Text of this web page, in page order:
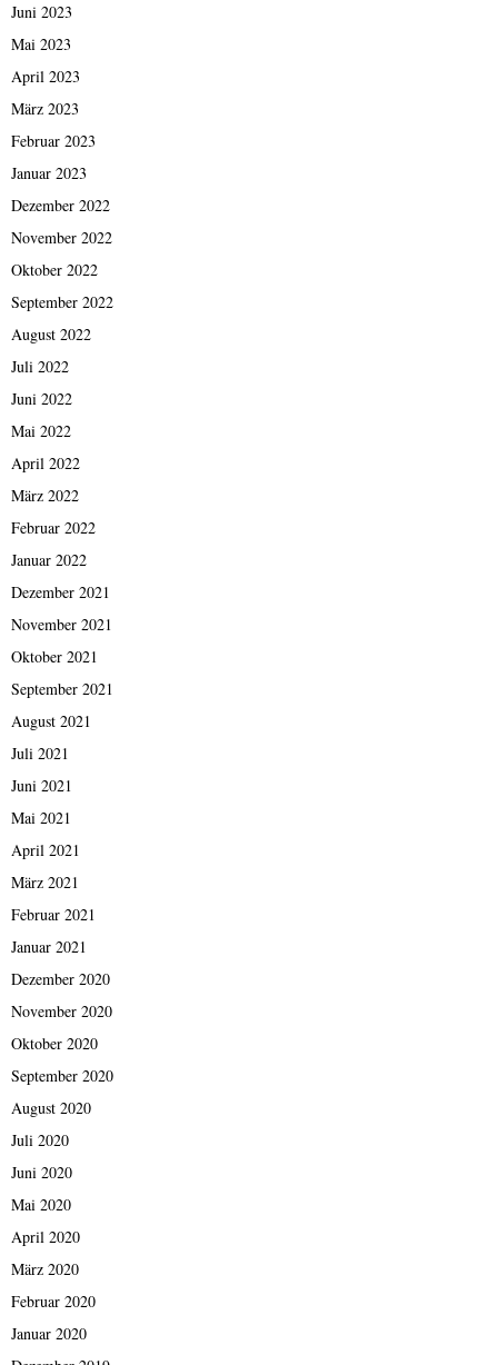
Juni 2023
Mai 2023
April 2023
März 2023
Februar 2023
Januar 2023
Dezember 2022
November 2022
Oktober 2022
September 2022
August 2022
Juli 2022
Juni 2022
Mai 2022
April 2022
März 2022
Februar 2022
Januar 2022
Dezember 2021
November 2021
Oktober 2021
September 2021
August 2021
Juli 2021
Juni 2021
Mai 2021
April 2021
März 2021
Februar 2021
Januar 2021
Dezember 2020
November 2020
Oktober 2020
September 2020
August 2020
Juli 2020
Juni 2020
Mai 2020
April 2020
März 2020
Februar 2020
Januar 2020